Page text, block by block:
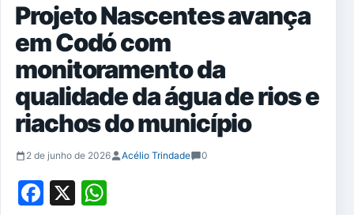
Projeto Nascentes avança
em Codó com
monitoramento da
qualidade da água de rios e
riachos do município
2 de junho de 2026 Acélio Trindade 0
Facebook
X